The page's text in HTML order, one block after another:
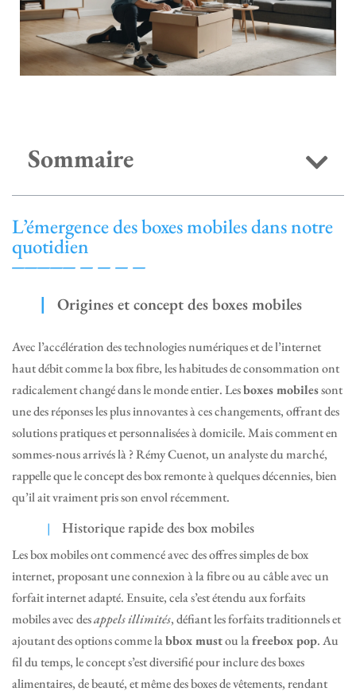
Sommaire
L’émergence des boxes mobiles dans notre
quotidien
Origines et concept des boxes mobiles
Avec l’accélération des technologies numériques et de l’internet
haut débit comme la box fibre, les habitudes de consommation ont
radicalement changé dans le monde entier. Lesboxes mobilessont
une des réponses les plus innovantes à ces changements, offrant des
solutions pratiques et personnalisées à domicile. Mais comment en
sommes-nous arrivés là ? Rémy Cuenot, un analyste du marché,
rappelle que le concept des box remonte à quelques décennies, bien
qu’il ait vraiment pris son envol récemment.
Historique rapide des box mobiles
Les box mobiles ont commencé avec des offres simples de box
internet, proposant une connexion à la fibre ou au câble avec un
forfait internet adapté. Ensuite, cela s’est étendu aux forfaits
mobiles avec desappels illimités, défiant les forfaits traditionnels et
ajoutant des options comme labbox mustou lafreebox pop. Au
fil du temps, le concept s’est diversifié pour inclure des boxes
alimentaires, de beauté, et même des boxes de vêtements, rendant